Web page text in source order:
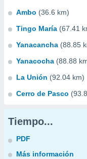
Ambo (36.6 km)
Tingo María (67.41
Yanacancha (88.85
Yanacocha (88.88
La Unión (92.04 km)
Cerro de Pasco
Tiempo...
PDF
Más información